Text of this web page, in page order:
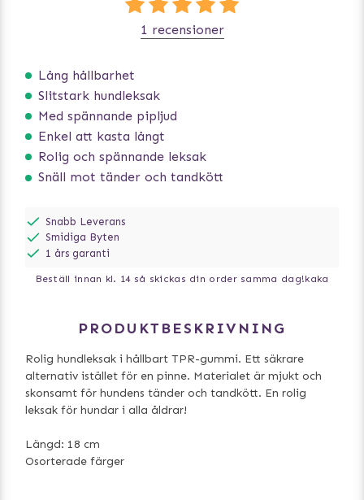
Lång hållbarhet
Slitstark hundleksak
Med spännande pipljud
Enkel att kasta långt
Rolig och spännande leksak
Snäll mot tänder och tandkött
1 recensioner
Snabb Leverans
Smidiga Byten
1 års garanti
Beställ innan kl. 14 så skickas din order samma dag!kaka
PRODUKTBESKRIVNING
Rolig hundleksak i hållbart TPR-gummi. Ett säkrare
alternativ istället för en pinne. Materialet är mjukt och
skonsamt för hundens tänder och tandkött. En rolig
leksak för hundar i alla åldrar!
Längd: 18 cm
Osorterade färger